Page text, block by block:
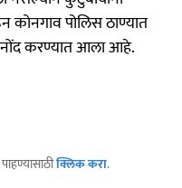
कोनगाव पोलिस ठाण्यात
नोंद करण्यात आला आहे.
क्लिक करा.